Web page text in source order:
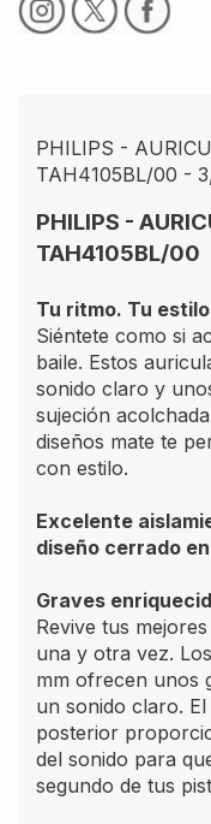
PHILIPS -
TAH4105BL/00 -
PHILIPS -
TAH4105BL/00
Tu ritmo. Tu
Siéntete como si
baile. Estos
sonido claro y
sujeción
diseños mate te
con estilo.
Excelente
diseño cerrado
Graves
Revive tus
una y otra vez.
mm ofrecen unos
un sonido claro.
posterior
del sonido para
segundo de tus